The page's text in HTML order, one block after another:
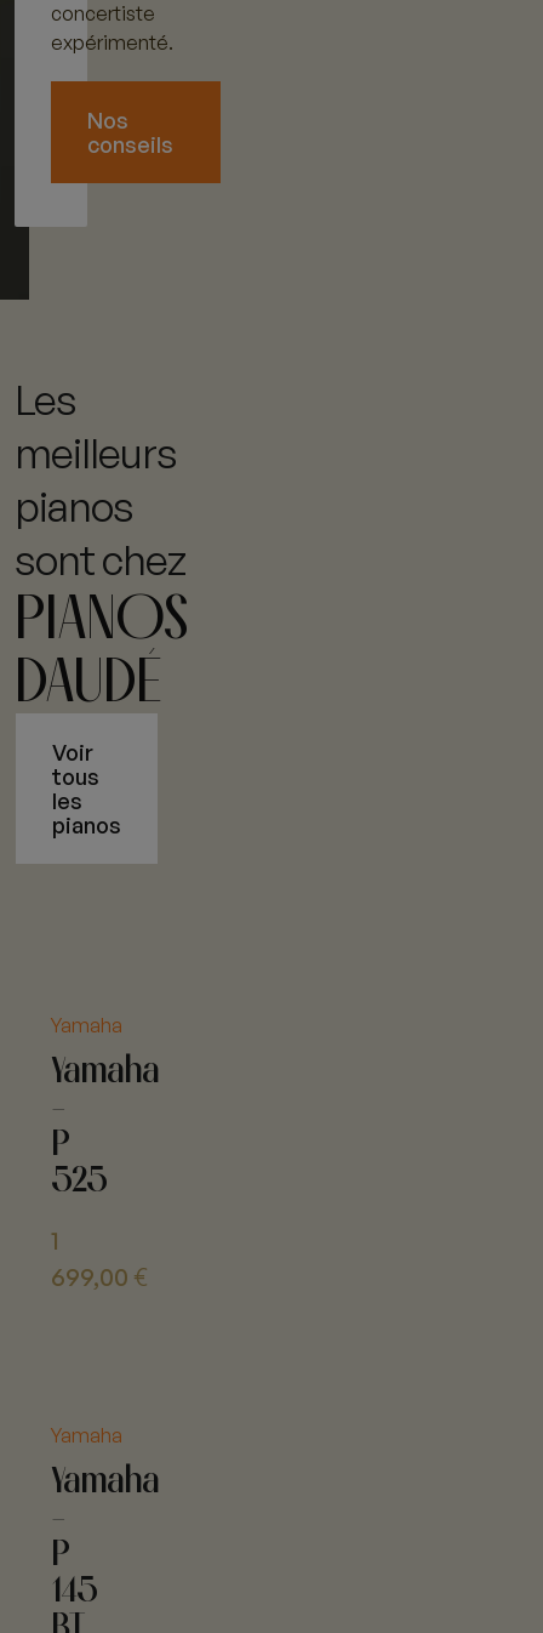
concertiste
expérimenté.
Nos
conseils
Les
meilleurs
pianos
sont chez
PIANOS
DAUDÉ
Voir
tous
les
pianos
Yamaha
Yamaha
-
P
525
1
699,00 €
Yamaha
Yamaha
-
P
145